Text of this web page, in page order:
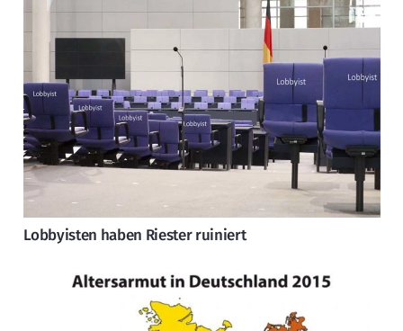
Lobbyisten haben Riester ruiniert